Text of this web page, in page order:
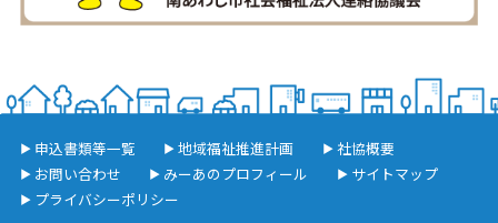
申込書類等一覧 地域福祉推進計画
社協概要
お問い合わせ
みーあのプロフィール
サイトマップ
プライバシーポリシー